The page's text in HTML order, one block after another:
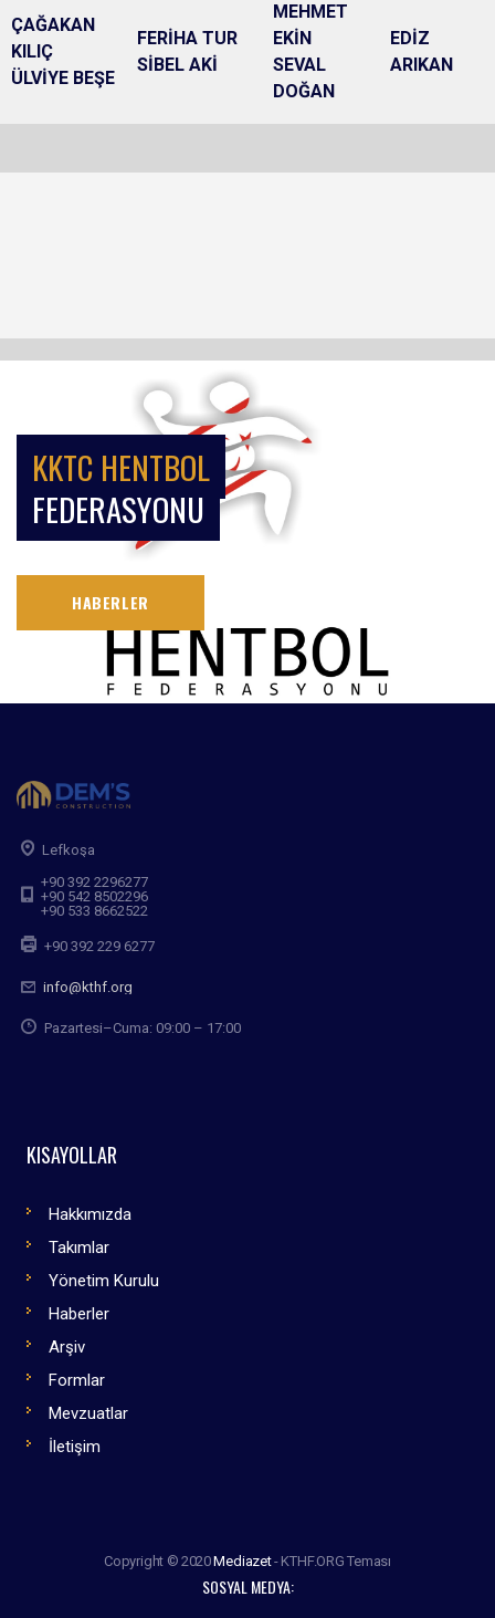
ÇAĞAKAN
KILIÇ
ÜLVİYE BEŞE
FERİHA TUR
SİBEL AKİ
MEHMET
EKİN
SEVAL
DOĞAN
EDİZ
ARIKAN
KKTC HENTBOL
FEDERASYONU
HABERLER
Lefkoşa
+90 392 2296277
+90 542 8502296
+90 533 8662522
+90 392 229 6277
info@kthf.org
Pazartesi–Cuma: 09:00 – 17:00
KISAYOLLAR
Hakkımızda
Takımlar
Yönetim Kurulu
Haberler
Arşiv
Formlar
Mevzuatlar
İletişim
Copyright © 2020Mediazet- KTHF.ORG Teması
SOSYAL MEDYA: